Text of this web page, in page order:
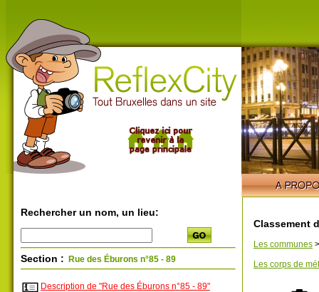
Rechercher un nom, un lieu:
Section : Rue des Éburons n°85 - 89
Description de "Rue des Éburons n°85 - 89"
Classement
Les communes >
Les corps de